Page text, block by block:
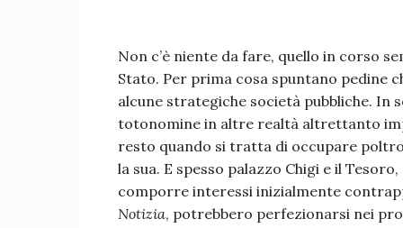
Non c’è niente da fare, quello in corso
Stato. Per prima cosa spuntano pedine
alcune strategiche società pubbliche. In
totonomine in altre realtà altrettanto
resto quando si tratta di occupare
la sua. E spesso palazzo Chigi e il
comporre interessi inizialmente
Notizia, potrebbero perfezionarsi nei